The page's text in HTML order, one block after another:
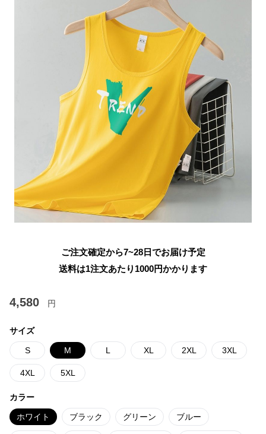
ご注文確定から7~28日でお届け予定
送料は1注文あたり 1000円かかります
4,580 円
サイズ
S M L XL 2XL 3XL
4XL 5XL
カラー
ホワイト ブラック グリーン ブルー